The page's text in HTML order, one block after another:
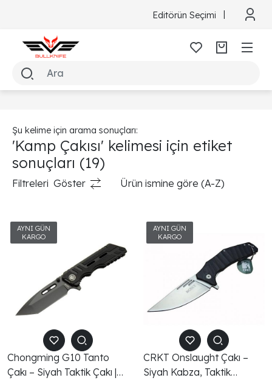
Editörün Seçimi
Şu kelime için arama sonuçları:
'Kamp Çakısı' kelimesi için etiket
sonuçları (19)
Filtreleri Göster Ürün ismine göre (A-Z)
Chongming G10 Tanto
Çakı – Siyah Taktik Çakı |
CRKT Onslaught Çakı –
Siyah Kabza, Taktik